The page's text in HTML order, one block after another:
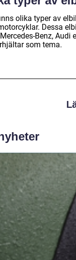
olika typer av
Dessa
Benz, Audi
som tema.